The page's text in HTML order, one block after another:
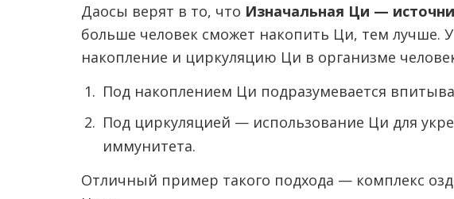
Даосы верят в то, что Изначальная Ци —
больше человек сможет накопить Ци, тем лучше.
накопление и циркуляцию Ци в организме
Под накоплением Ци подразумевается
Под циркуляцией — использование Ци для
иммунитета.
Отличный пример такого подхода — комплекс